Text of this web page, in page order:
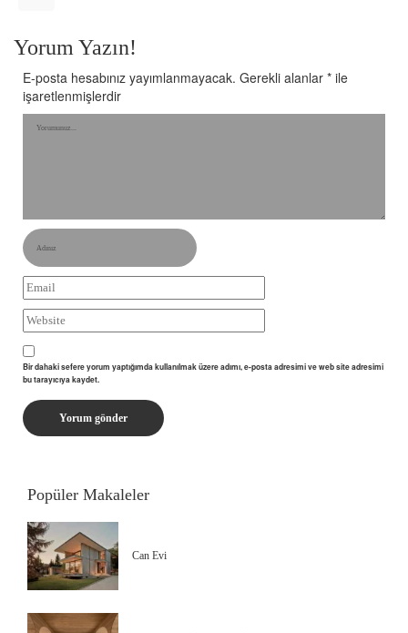
Yorum Yazın!
E-posta hesabınız yayımlanmayacak. Gerekli alanlar * ile
işaretlenmişlerdir
Bir dahaki sefere yorum yaptığımda kullanılmak üzere adımı, e-posta adresimi ve web site adresimi
bu tarayıcıya kaydet.
Popüler Makaleler
Can Evi